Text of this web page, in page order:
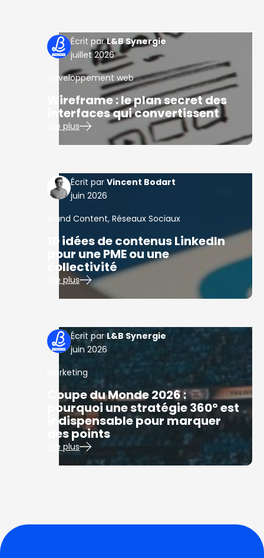
L&B Synergie
juillet 2026
Developpement web
Wireframe : le plan secret des
interfaces qui convertissent
Lire plus
Vincent Bodart
juin 2026
Brand Content, Réseaux Sociaux
10 idées de contenus LinkedIn
pour une PME ou une
collectivité
Lire plus
L&B Synergie
juin 2026
Marketing
Coupe du Monde 2026 :
pourquoi une stratégie 360° est
indispensable pour marquer
des points
Lire plus